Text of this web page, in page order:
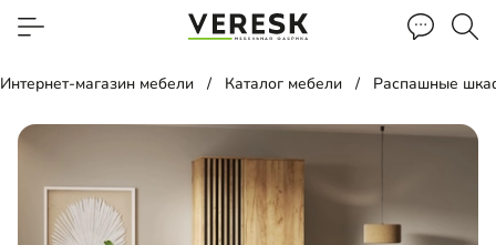
Интернет-магазин мебели Каталог мебели Распашные